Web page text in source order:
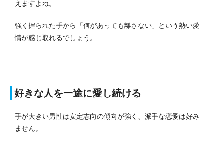
えますよね。
強く握られた手から「何があっても離さない」という熱い愛
情が感じ取れるでしょう。
好きな人を一途に愛し続ける
手が大きい男性は安定志向の傾向が強く、派手な恋愛は好み
ません。